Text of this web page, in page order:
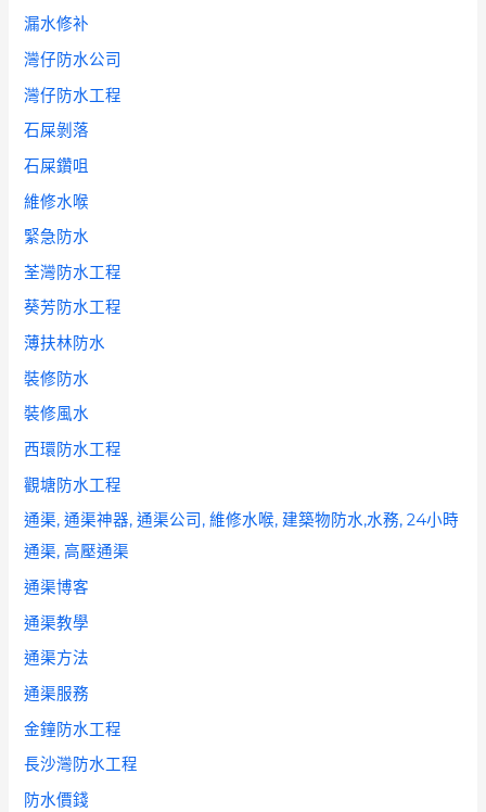
漏水修补
灣仔防水公司
灣仔防水工程
石屎剝落
石屎鑽咀
維修水喉
緊急防水
荃灣防水工程
葵芳防水工程
薄扶林防水
裝修防水
裝修風水
西環防水工程
觀塘防水工程
通渠, 通渠神器, 通渠公司, 維修水喉, 建築物防水,水務, 24小時
通渠, 高壓通渠
通渠博客
通渠教學
通渠方法
通渠服務
金鐘防水工程
長沙灣防水工程
防水價錢